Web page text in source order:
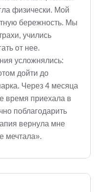
физически. Мой
бережность. Мы
учились
от нее.
усложнялись:
дойти до
Через 4 месяца
время приехала в
поблагодарить
вернула мне
мечтала».